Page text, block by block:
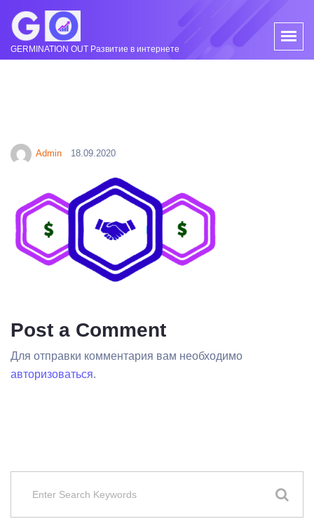
GERMINATION OUT Развитие в интернете
Admin 18.09.2020
Post a Comment
Для отправки комментария вам необходимо
авторизоваться.